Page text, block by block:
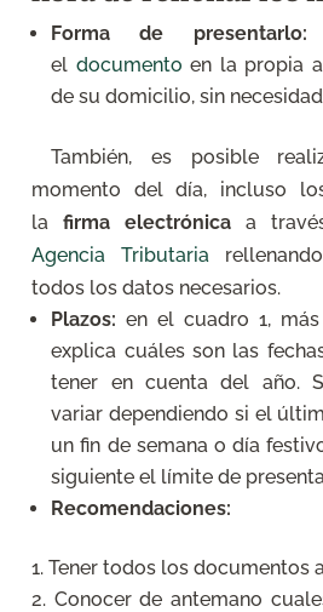
Forma de presentarlo:
el documento en la propia
de su domicilio, sin
También, es posible
momento del día, incluso
la
firma electrónica a
Agencia Tributaria
todos los datos necesarios.
Plazos: en el cuadro 1,
explica cuáles son las
tener en cuenta del año.
variar dependiendo si el
un fin de semana o día
siguiente el límite de
Recomendaciones:
Tener todos los documentos
Conocer de antemano